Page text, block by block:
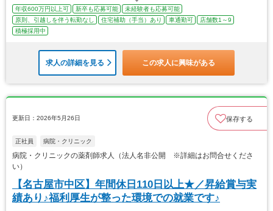
年収600万円以上可 新卒も応募可能
未経験者も応募可能
原則、引越しを伴う転勤なし
住宅補助（手当）あり 車通勤可
店舗数1～9
積極採用中
求人の詳細を見る この求人に興味がある
更新日：2026年5月26日 保存する
正社員 病院・クリニック
病院・クリニックの薬剤師求人（法人名非公開 ※詳細はお問合せくださ
い）
【名古屋市中区】年間休日110日以上★／昇給賞与実
績あり♪福利厚生が整った環境での就業です♪